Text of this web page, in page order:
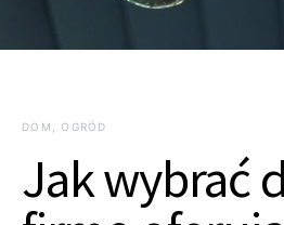
DOM, OGRÓD
Jak wybrać